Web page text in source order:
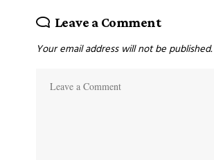
Leave a Comment
Your email address will not be published.